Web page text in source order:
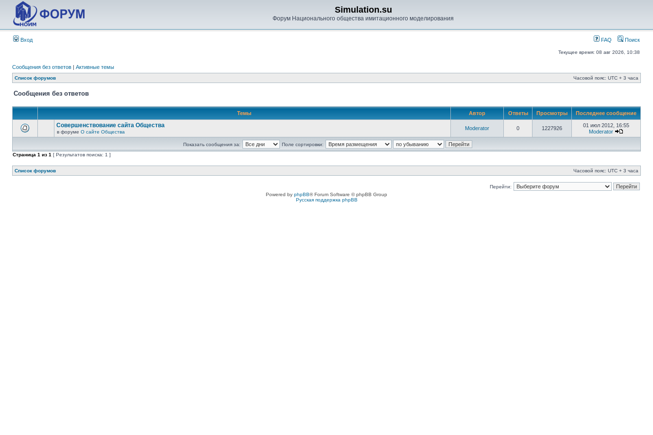
Simulation.su
Форум Национального общества имитационного моделирования
Вход FAQ Поиск
Текущее время: 08 авг 2026, 10:38
Сообщения без ответов | Активные темы
Список форумов Часовой пояс: UTC + 3 часа
Сообщения без ответов
Темы Автор Ответы Просмотры Последнее сообщение
Совершенствование сайта Общества
в форуме О сайте Общества
Moderator 0 1227926
01 июл 2012, 16:55
Moderator
Показать сообщения за:
Поле сортировки:
Страница 1 из 1 [ Результатов поиска: 1 ]
Список форумов Часовой пояс: UTC + 3 часа
Перейти:
Powered by phpBB® Forum Software © phpBB Group
Русская поддержка phpBB